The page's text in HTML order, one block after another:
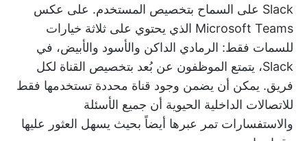
Slack على السماح بتخصيص المستخدم. على عكس
Microsoft Teams الذي يحتوي على ثلاثة خيارات
للسمات فقط: الرمادي الداكن والأسود والأبيض، في
Slack، يتمتع الموظفون عن بُعد بتخصيص القناة لكل
فريق. يمكن أن يضمن وجود قناة محددة تستخدمها فقط
للاتصالات الداخلية الحيوية أن جميع الأسئلة
والاستفسارات تمر عبرها أيضاً بحيث يسهل العثور عليها